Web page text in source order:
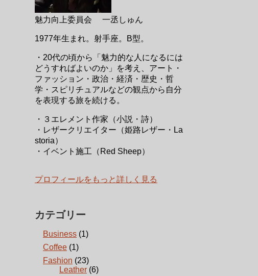
魅力向上委員会 一丞しゅん
1977年生まれ。射手座。B型。
・20代の頃から「魅力的な人になるには
どうすればよいのか」を考え、アート・
ファッション・政治・経済・歴史・哲
学・スピリチュアルなどの観点から自分
を表現する旅を続ける。
・３エレメント作家（小説・詩）
・レザークリエイター（姫路レザー・La
storia）
・イベント施工（Red Sheep）
プロフィールをもっと詳しく見る
カテゴリー
Business (1)
Coffee (1)
Fashion (23)
Leather (6)